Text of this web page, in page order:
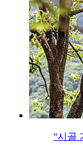
“시골